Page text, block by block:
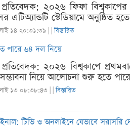
প্রতিবেদক: ২০২৬ ফিফা
এটিঅ্যান্ডটি স্টেডিয়ামে
১৪ ২০:৩১:৩৯ | |বিস্তারিত
পারে ৬৪ দল নিয়ে
প্রতিবেদক: ২০২৬ বিশ্বকাপে
নিয়ে আলোচনা শুরু হতে
১৩ ০৮:৩৮:৪৩ | |বিস্তারিত
টিভি ও অনলাইনে যেভাবে সরাসরি